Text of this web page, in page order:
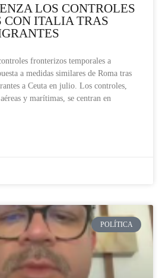
LOS CONTROLES
CON ITALIA TRAS
fronterizos temporales a
a medidas similares de Roma tras
a Ceuta en julio. Los controles,
y marítimas, se centran en
POLÍTICA